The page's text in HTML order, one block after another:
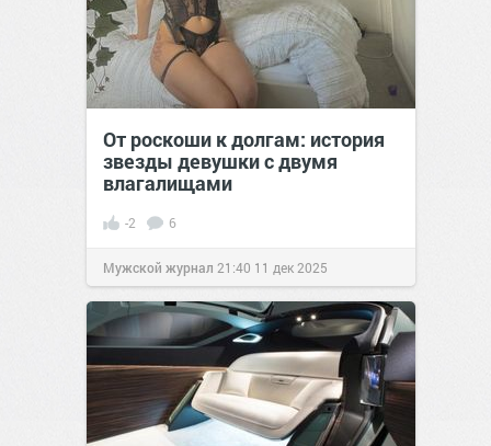
От роскоши к долгам: история
звезды девушки с двумя
влагалищами
-2 6
Мужской журнал 21:40 11 дек 2025